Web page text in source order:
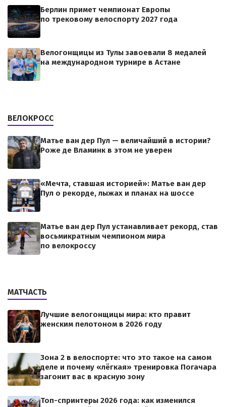
Берлин примет чемпионат Европы
по трековому велоспорту 2027 года
Велогонщицы из Тулы завоевали 8 медалей
на международном турнире в Астане
ВЕЛОКРОСС
Матье ван дер Пул — величайший в истории?
Роже де Вламинк в этом не уверен
«Мечта, ставшая историей»: Матье ван дер
Пул о рекорде, лыжах и планах на шоссе
Матье ван дер Пул устанавливает рекорд, став
восьмикратным чемпионом мира
по велокроссу
МАТЧАСТЬ
Лучшие велогонщицы мира: кто правит
женским пелотоном в 2026 году
Зона 2 в велоспорте: что это такое на самом
деле и почему «лёгкая» тренировка Погачара
загонит вас в красную зону
Топ-спринтеры 2026 года: как изменился